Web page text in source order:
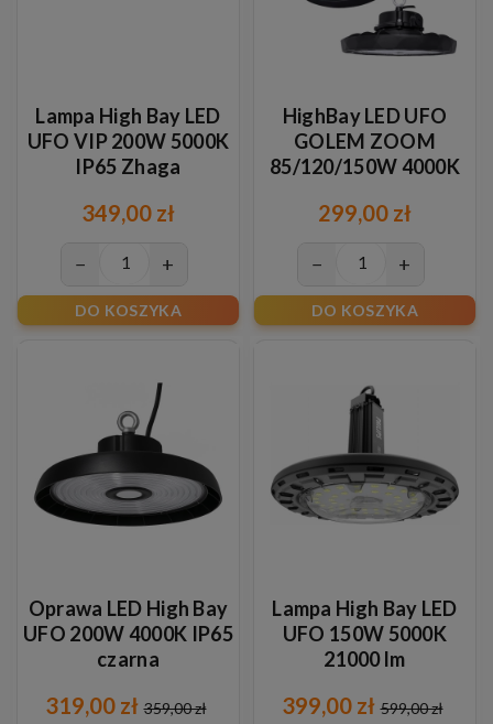
Lampa High Bay LED
UFO VIP 200W 5000K
IP65 Zhaga
349,00 zł
− +
DO KOSZYKA
HighBay LED UFO
GOLEM ZOOM
85/120/150W 4000K
299,00 zł
− +
DO KOSZYKA
Oprawa LED High Bay
UFO 200W 4000K IP65
czarna
319,00 zł 359,00 zł
Lampa High Bay LED
UFO 150W 5000K
21000 lm
399,00 zł 599,00 zł